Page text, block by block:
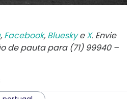
, Facebook, BlueskyeX. Envie
de pauta para (71) 99940 –